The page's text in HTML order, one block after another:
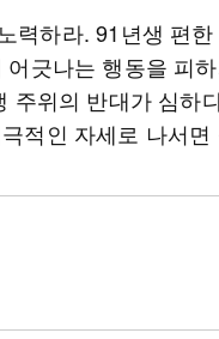
력하라. 91년생 편
긋나는 행동을 피
주위의 반대가 심하
적인 자세로 나서면